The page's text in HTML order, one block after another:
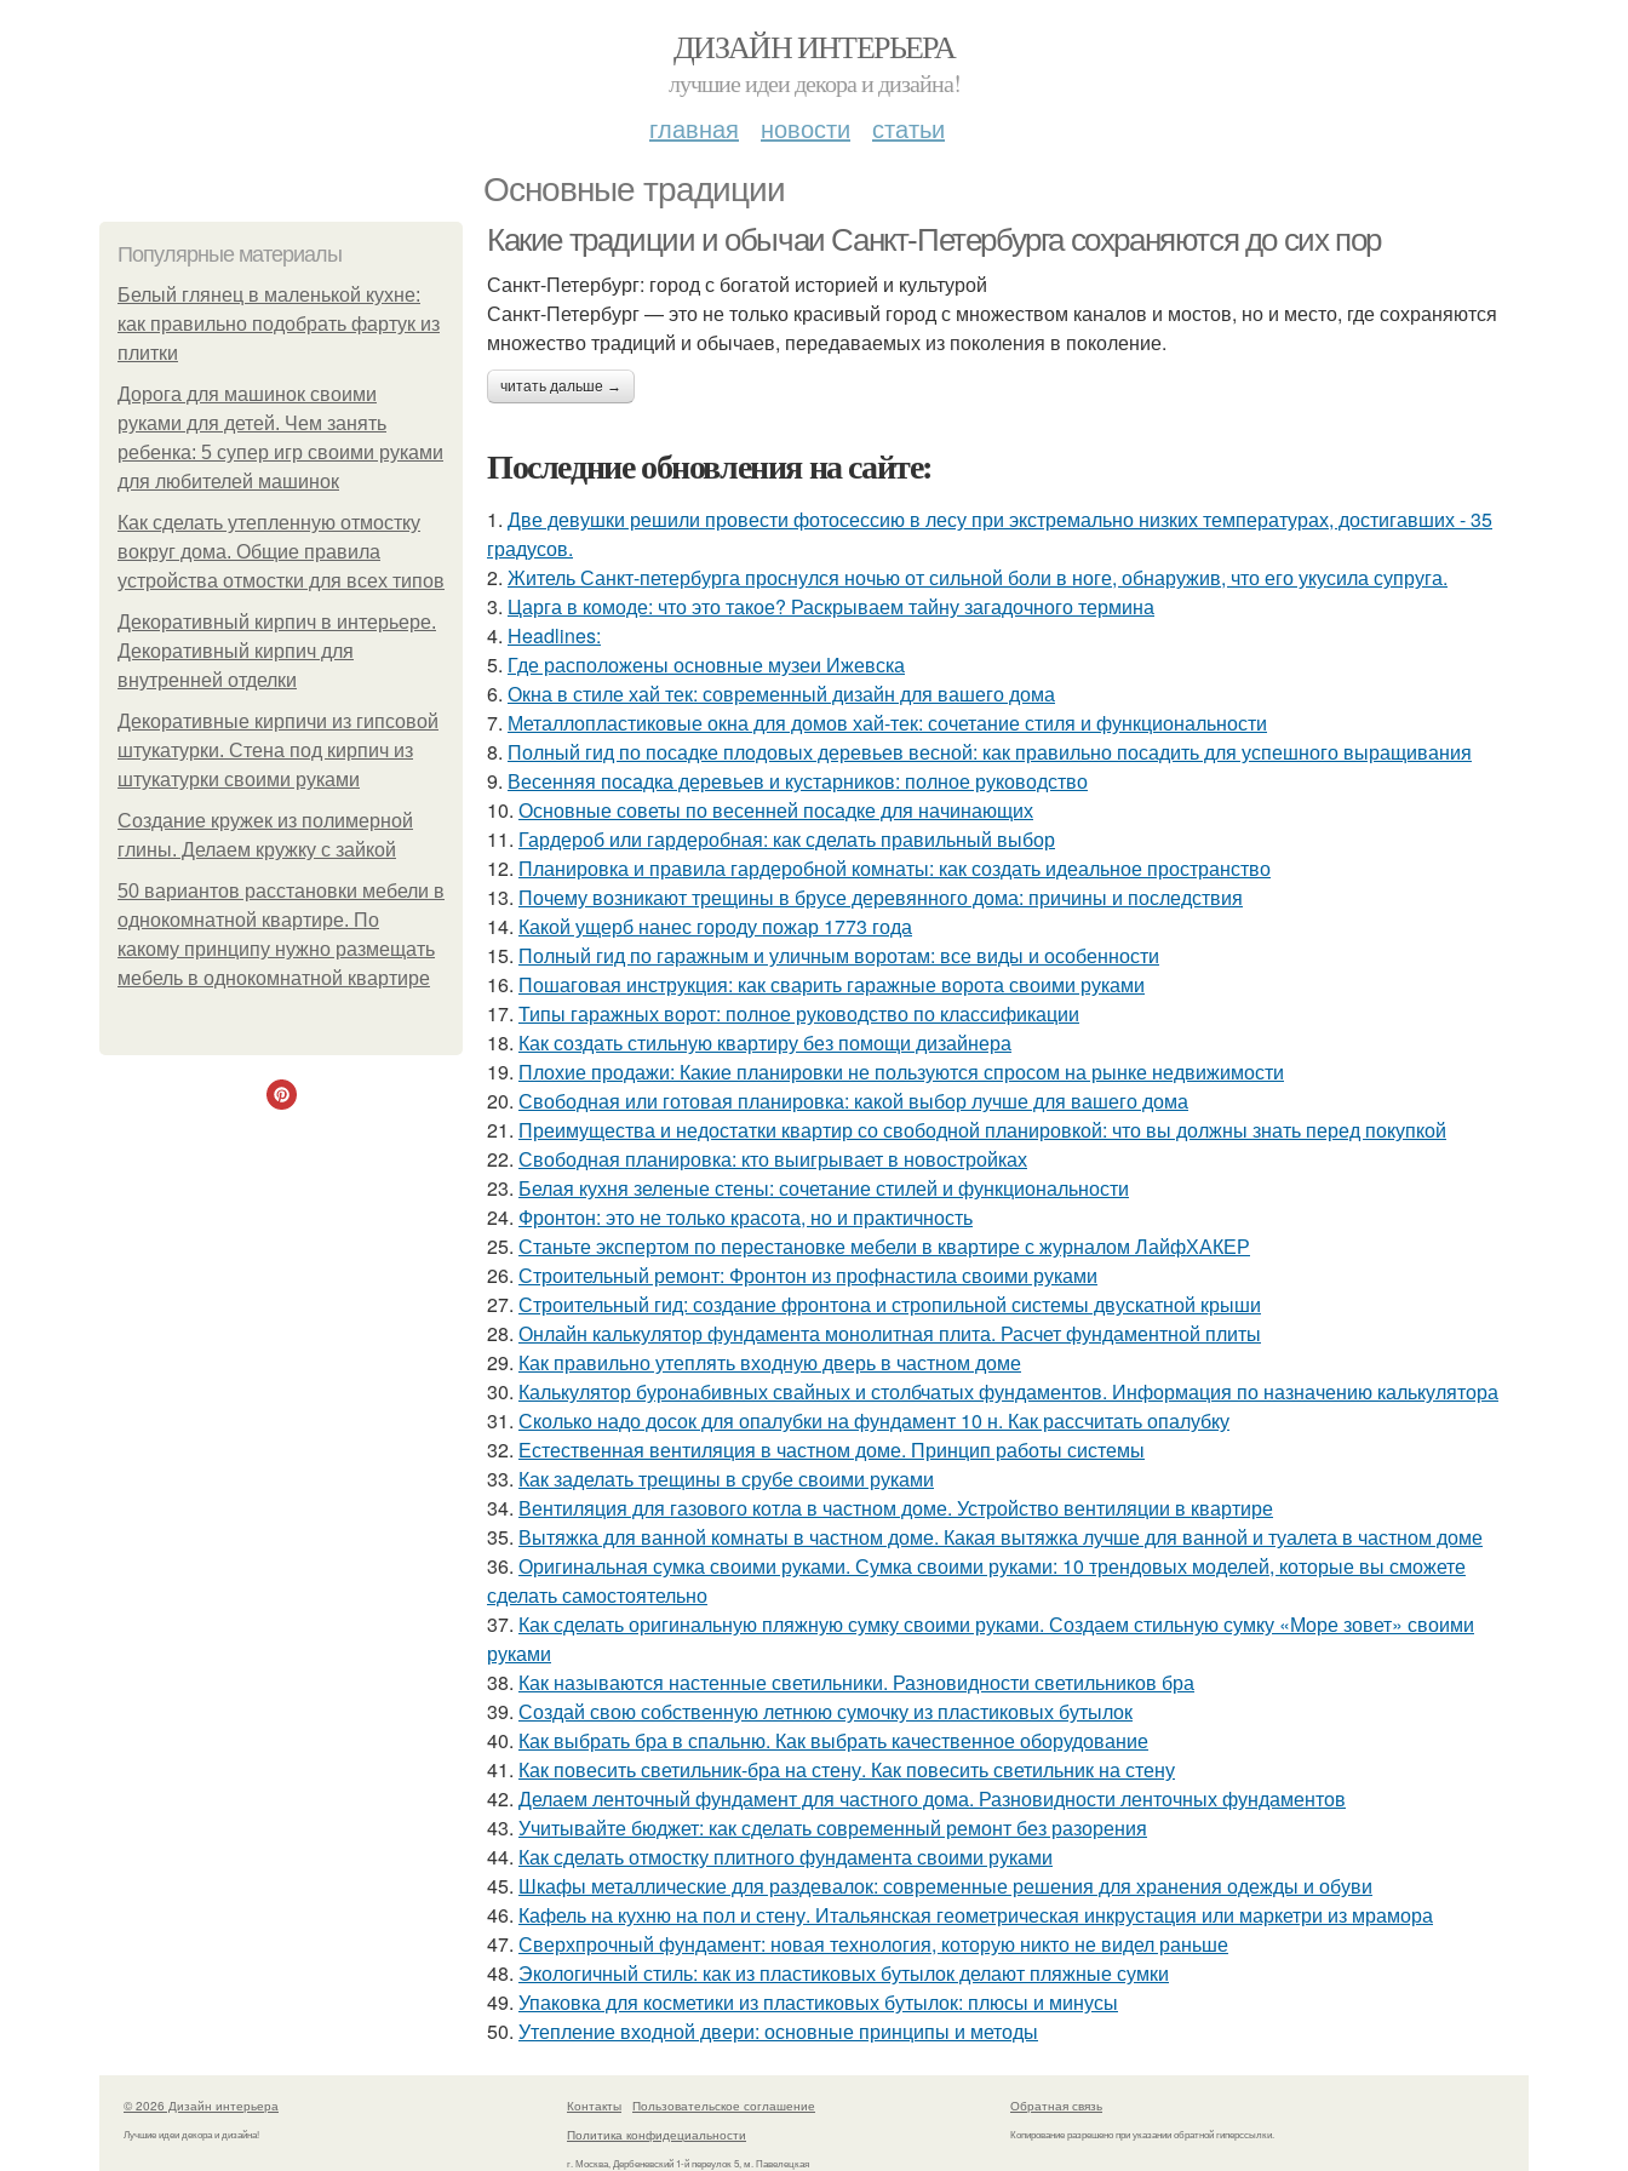
ДИЗАЙН ИНТЕРЬЕРА
лучшие идеи декора и дизайна!
главная новости статьи
Основные традиции
Популярные материалы
Белый глянец в маленькой кухне:
как правильно подобрать фартук из
плитки
Дорога для машинок своими
руками для детей. Чем занять
ребенка: 5 супер игр своими руками
для любителей машинок
Как сделать утепленную отмостку
вокруг дома. Общие правила
устройства отмостки для всех типов
Декоративный кирпич в интерьере.
Декоративный кирпич для
внутренней отделки
Декоративные кирпичи из гипсовой
штукатурки. Стена под кирпич из
штукатурки своими руками
Создание кружек из полимерной
глины. Делаем кружку с зайкой
50 вариантов расстановки мебели в
однокомнатной квартире. По
какому принципу нужно размещать
мебель в однокомнатной квартире
Какие традиции и обычаи Санкт-Петербурга сохраняются до сих пор
Санкт-Петербург: город с богатой историей и культурой
Санкт-Петербург — это не только красивый город с множеством каналов и мостов, но и место, где сохраняются
множество традиций и обычаев, передаваемых из поколения в поколение.
читать дальше →
Последние обновления на сайте:
1. Две девушки решили провести фотосессию в лесу при экстремально низких температурах, достигавших - 35
градусов.
2. Житель Санкт-петербурга проснулся ночью от сильной боли в ноге, обнаружив, что его укусила супруга.
3. Царга в комоде: что это такое? Раскрываем тайну загадочного термина
4. Headlines:
5. Где расположены основные музеи Ижевска
6. Окна в стиле хай тек: современный дизайн для вашего дома
7. Металлопластиковые окна для домов хай-тек: сочетание стиля и функциональности
8. Полный гид по посадке плодовых деревьев весной: как правильно посадить для успешного выращивания
9. Весенняя посадка деревьев и кустарников: полное руководство
10. Основные советы по весенней посадке для начинающих
11. Гардероб или гардеробная: как сделать правильный выбор
12. Планировка и правила гардеробной комнаты: как создать идеальное пространство
13. Почему возникают трещины в брусе деревянного дома: причины и последствия
14. Какой ущерб нанес городу пожар 1773 года
15. Полный гид по гаражным и уличным воротам: все виды и особенности
16. Пошаговая инструкция: как сварить гаражные ворота своими руками
17. Типы гаражных ворот: полное руководство по классификации
18. Как создать стильную квартиру без помощи дизайнера
19. Плохие продажи: Какие планировки не пользуются спросом на рынке недвижимости
20. Свободная или готовая планировка: какой выбор лучше для вашего дома
21. Преимущества и недостатки квартир со свободной планировкой: что вы должны знать перед покупкой
22. Свободная планировка: кто выигрывает в новостройках
23. Белая кухня зеленые стены: сочетание стилей и функциональности
24. Фронтон: это не только красота, но и практичность
25. Станьте экспертом по перестановке мебели в квартире с журналом ЛайфХАКЕР
26. Строительный ремонт: Фронтон из профнастила своими руками
27. Строительный гид: создание фронтона и стропильной системы двускатной крыши
28. Онлайн калькулятор фундамента монолитная плита. Расчет фундаментной плиты
29. Как правильно утеплять входную дверь в частном доме
30. Калькулятор буронабивных свайных и столбчатых фундаментов. Информация по назначению калькулятора
31. Сколько надо досок для опалубки на фундамент 10 н. Как рассчитать опалубку
32. Естественная вентиляция в частном доме. Принцип работы системы
33. Как заделать трещины в срубе своими руками
34. Вентиляция для газового котла в частном доме. Устройство вентиляции в квартире
35. Вытяжка для ванной комнаты в частном доме. Какая вытяжка лучше для ванной и туалета в частном доме
36. Оригинальная сумка своими руками. Сумка своими руками: 10 трендовых моделей, которые вы сможете
сделать самостоятельно
37. Как сделать оригинальную пляжную сумку своими руками. Создаем стильную сумку «Море зовет» своими
руками
38. Как называются настенные светильники. Разновидности светильников бра
39. Создай свою собственную летнюю сумочку из пластиковых бутылок
40. Как выбрать бра в спальню. Как выбрать качественное оборудование
41. Как повесить светильник-бра на стену. Как повесить светильник на стену
42. Делаем ленточный фундамент для частного дома. Разновидности ленточных фундаментов
43. Учитывайте бюджет: как сделать современный ремонт без разорения
44. Как сделать отмостку плитного фундамента своими руками
45. Шкафы металлические для раздевалок: современные решения для хранения одежды и обуви
46. Кафель на кухню на пол и стену. Итальянская геометрическая инкрустация или маркетри из мрамора
47. Сверхпрочный фундамент: новая технология, которую никто не видел раньше
48. Экологичный стиль: как из пластиковых бутылок делают пляжные сумки
49. Упаковка для косметики из пластиковых бутылок: плюсы и минусы
50. Утепление входной двери: основные принципы и методы
© 2026 Дизайн интерьера
Лучшие идеи декора и дизайна!
Контакты
Пользовательское соглашение
Политика конфидециальности
г. Москва, Дербеневский 1-й переулок 5, м. Павелецкая
Обратная связь
Копирование разрешено при указании обратной гиперссылки.